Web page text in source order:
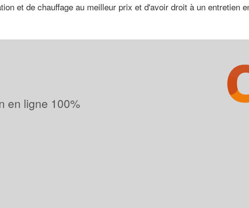
et de chauffage au meilleur prix et d'avoir droit à un entretien
en ligne 100%